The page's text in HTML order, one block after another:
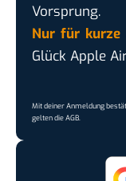
Vorsprung.
Nur für kurze
Glück Apple
Mit deiner Anmeldung
gelten dieAGB.